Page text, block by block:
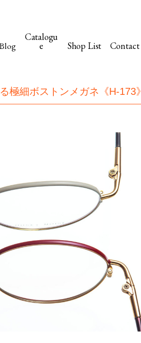
Blog
Catalogu
e Shop List Contact
極細ボストンメガネ《H-173